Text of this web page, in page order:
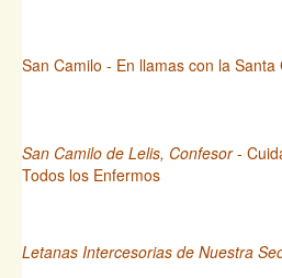
San Camilo - En llamas con la Santa
San Camilo de Lelis, Confesor-
Todos los Enfermos
Letanas Intercesorias de Nuestra